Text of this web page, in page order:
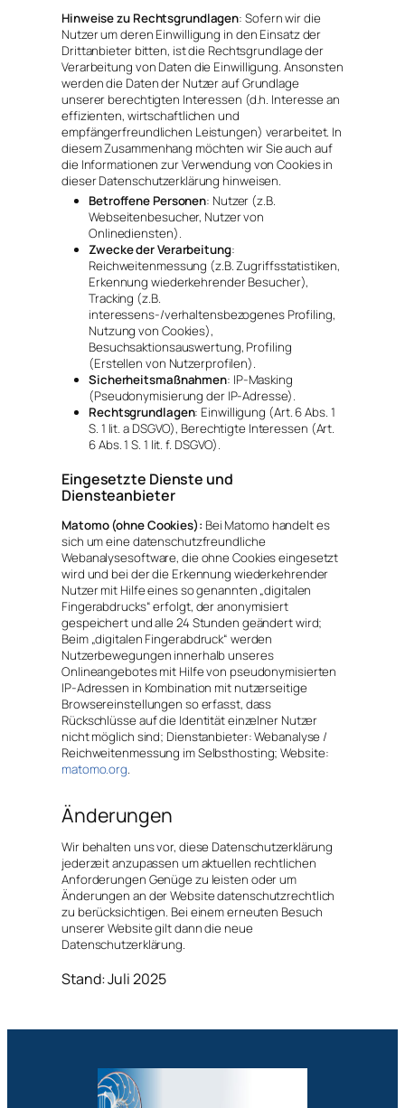
Hinweise zu Rechtsgrundlagen: Sofern wir die
Nutzer um deren Einwilligung in den Einsatz der
Drittanbieter bitten, ist die Rechtsgrundlage der
Verarbeitung von Daten die Einwilligung. Ansonsten
werden die Daten der Nutzer auf Grundlage
unserer berechtigten Interessen (d.h. Interesse an
effizienten, wirtschaftlichen und
empfängerfreundlichen Leistungen) verarbeitet. In
diesem Zusammenhang möchten wir Sie auch auf
die Informationen zur Verwendung von Cookies in
dieser Datenschutzerklärung hinweisen.
Betroffene Personen: Nutzer (z.B.
Webseitenbesucher, Nutzer von
Onlinediensten).
Zwecke der Verarbeitung:
Reichweitenmessung (z.B. Zugriffsstatistiken,
Erkennung wiederkehrender Besucher),
Tracking (z.B.
interessens-/verhaltensbezogenes Profiling,
Nutzung von Cookies),
Besuchsaktionsauswertung, Profiling
(Erstellen von Nutzerprofilen).
Sicherheitsmaßnahmen: IP-Masking
(Pseudonymisierung der IP-Adresse).
Rechtsgrundlagen: Einwilligung (Art. 6 Abs. 1
S. 1 lit. a DSGVO), Berechtigte Interessen (Art.
6 Abs. 1 S. 1 lit. f. DSGVO).
Eingesetzte Dienste und
Diensteanbieter
Matomo (ohne Cookies): Bei Matomo handelt es
sich um eine datenschutzfreundliche
Webanalysesoftware, die ohne Cookies eingesetzt
wird und bei der die Erkennung wiederkehrender
Nutzer mit Hilfe eines so genannten „digitalen
Fingerabdrucks“ erfolgt, der anonymisiert
gespeichert und alle 24 Stunden geändert wird;
Beim „digitalen Fingerabdruck“ werden
Nutzerbewegungen innerhalb unseres
Onlineangebotes mit Hilfe von pseudonymisierten
IP-Adressen in Kombination mit nutzerseitige
Browsereinstellungen so erfasst, dass
Rückschlüsse auf die Identität einzelner Nutzer
nicht möglich sind; Dienstanbieter: Webanalyse /
Reichweitenmessung im Selbsthosting; Website:
matomo.org.
Änderungen
Wir behalten uns vor, diese Datenschutzerklärung
jederzeit anzupassen um aktuellen rechtlichen
Anforderungen Genüge zu leisten oder um
Änderungen an der Website datenschutzrechtlich
zu berücksichtigen. Bei einem erneuten Besuch
unserer Website gilt dann die neue
Datenschutzerklärung.
Stand: Juli 2025